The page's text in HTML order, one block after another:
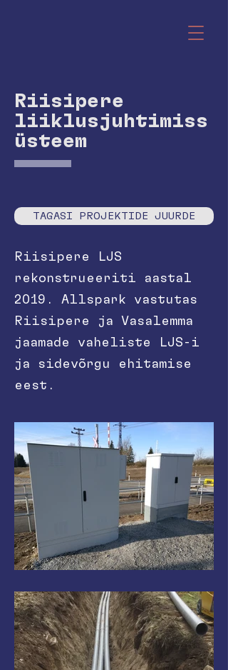
Riisipere
liiklusjuhtimiss
üsteem
TAGASI PROJEKTIDE JUURDE
Riisipere LJS
rekonstrueeriti aastal
2019. Allspark vastutas
Riisipere ja Vasalemma
jaamade vaheliste LJS-i
ja sidevõrgu ehitamise
eest.
IMG_20200225_104100.jpg